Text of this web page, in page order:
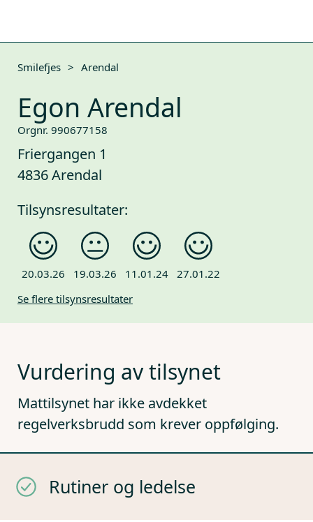
Smilefjes > Arendal
Egon Arendal
Orgnr. 990677158
Friergangen 1
4836 Arendal
Tilsynsresultater:
20.03.26 19.03.26 11.01.24 27.01.22
Se flere tilsynsresultater
Vurdering av tilsynet
Mattilsynet har ikke avdekket
regelverksbrudd som krever oppfølging.
Rutiner og ledelse